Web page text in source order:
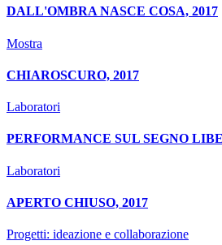
DALL'OMBRA NASCE COSA, 2017
Mostra
CHIAROSCURO, 2017
Laboratori
PERFORMANCE SUL SEGNO
Laboratori
APERTO CHIUSO, 2017
Progetti: ideazione e collaborazione